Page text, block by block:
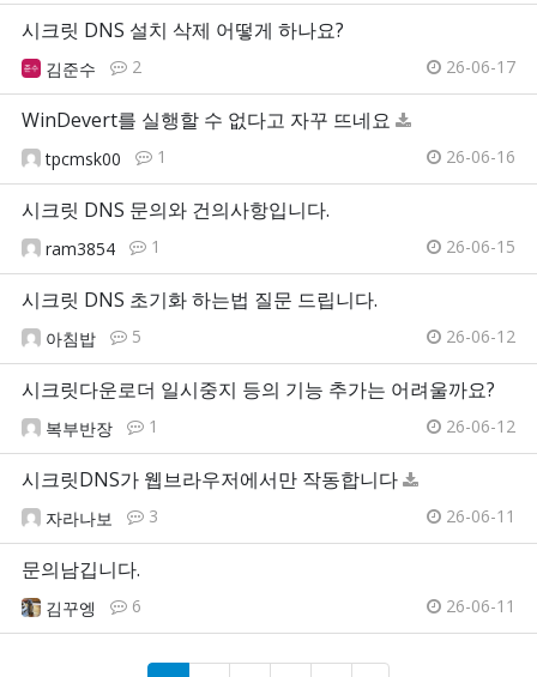
시크릿 DNS 설치 삭제 어떻게 하나요?
김준수 2 26-06-17
WinDevert를 실행할 수 없다고 자꾸 뜨네요
tpcmsk00 1 26-06-16
시크릿 DNS 문의와 건의사항입니다.
ram3854 1 26-06-15
시크릿 DNS 초기화 하는법 질문 드립니다.
아침밥 5 26-06-12
시크릿다운로더 일시중지 등의 기능 추가는 어려울까요?
복부반장 1 26-06-12
시크릿DNS가 웹브라우저에서만 작동합니다
자라나보 3 26-06-11
문의남깁니다.
김꾸엥 6 26-06-11